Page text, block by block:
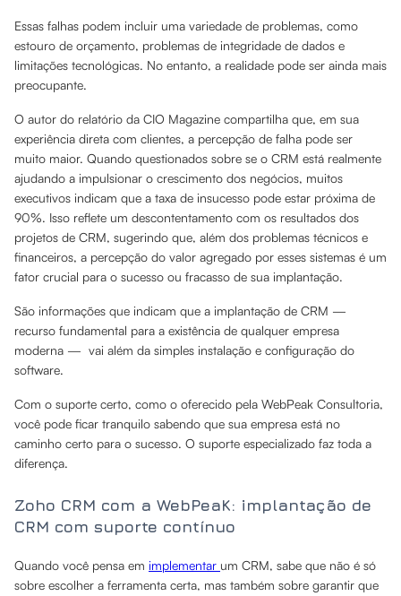
Essas falhas podem incluir uma variedade de problemas, como
estouro de orçamento, problemas de integridade de dados e
limitações tecnológicas. No entanto, a realidade pode ser ainda mais
preocupante.
O autor do relatório da CIO Magazine compartilha que, em sua
experiência direta com clientes, a percepção de falha pode ser
muito maior. Quando questionados sobre se o CRM está realmente
ajudando a impulsionar o crescimento dos negócios, muitos
executivos indicam que a taxa de insucesso pode estar próxima de
90%. Isso reflete um descontentamento com os resultados dos
projetos de CRM, sugerindo que, além dos problemas técnicos e
financeiros, a percepção do valor agregado por esses sistemas é um
fator crucial para o sucesso ou fracasso de sua implantação.
São informações que indicam que a implantação de CRM —
recurso fundamental para a existência de qualquer empresa
moderna — vai além da simples instalação e configuração do
software.
Com o suporte certo, como o oferecido pela WebPeak Consultoria,
você pode ficar tranquilo sabendo que sua empresa está no
caminho certo para o sucesso. O suporte especializado faz toda a
diferença.
Zoho CRM com a WebPeaK: implantação de
CRM com suporte contínuo
Quando você pensa em implementar um CRM, sabe que não é só
sobre escolher a ferramenta certa, mas também sobre garantir que